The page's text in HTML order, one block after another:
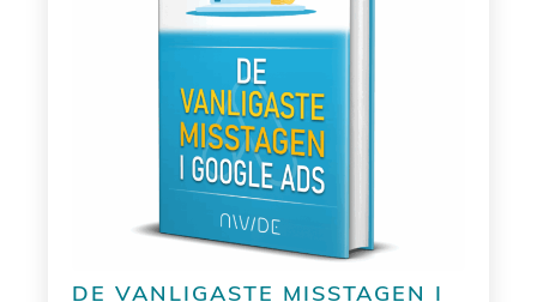
DE VANLIGASTE MISSTAGEN I